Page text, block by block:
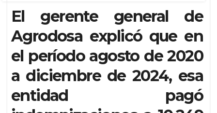
El gerente general de
Agrodosa explicó que en
el período agosto de 2020
a diciembre de 2024, esa
entidad pagó